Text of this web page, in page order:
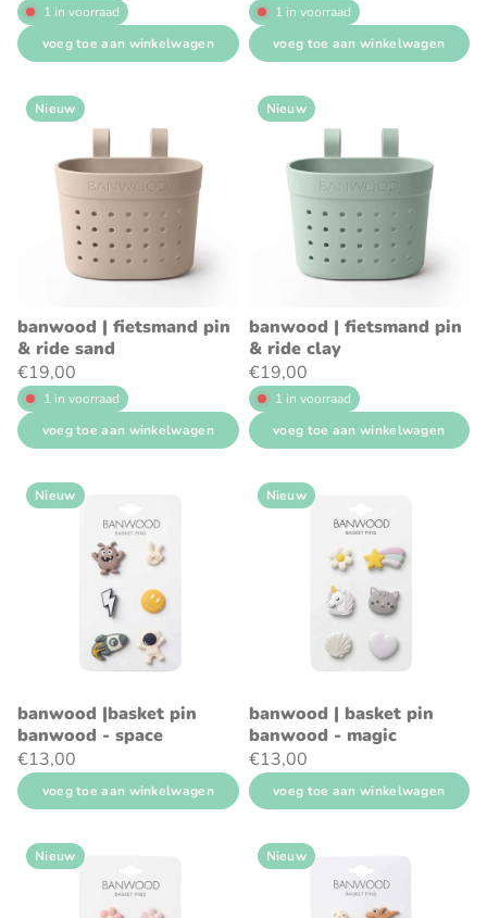
1 in voorraad
voeg toe aan winkelwagen
1 in voorraad
voeg toe aan winkelwagen
Nieuw
banwood | fietsmand pin
& ride sand
€19,00
1 in voorraad
voeg toe aan winkelwagen
Nieuw
banwood | fietsmand pin
& ride clay
€19,00
1 in voorraad
voeg toe aan winkelwagen
Nieuw
banwood |basket pin
banwood - space
€13,00
voeg toe aan winkelwagen
Nieuw
banwood | basket pin
banwood - magic
€13,00
voeg toe aan winkelwagen
Nieuw Nieuw